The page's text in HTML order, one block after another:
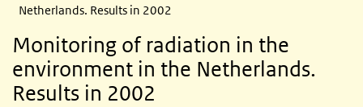
Netherlands. Results in 2002
Monitoring of radiation in the
environment in the Netherlands.
Results in 2002